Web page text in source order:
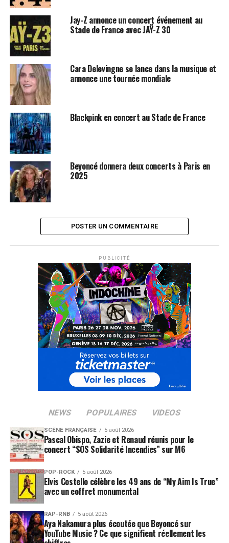
RÉSERVER VOS BILLETS
SUJETS ASSOCIÉS: BEYONCÉ MACY GRAY RIHANNA
Jay-Z annonce un concert événement au
Stade de France avec JAŸ-Z 30
Cara Delevingne se lance dans la musique et
annonce une tournée mondiale
Blackpink en concert au Stade de France
Beyoncé donnera deux concerts à Paris en
2025
POSTER UN COMMENTAIRE
PUBLICITÉ
NEWS POPULAIRES VIDEOS
SCÈNE FRANÇAISE 5 août 2026
Pascal Obispo, Zazie et Renaud réunis pour le
concert “SOS Solidarité Incendies” sur M6
POP-ROCK 5 août 2026
Elvis Costello célèbre les 49 ans de “My Aim Is True”
avec un coffret monumental
RAP-RNB 5 août 2026
Aya Nakamura plus écoutée que Beyoncé sur
YouTube Music ? Ce que signifient réellement les